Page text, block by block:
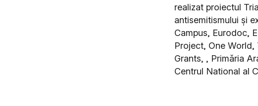
realizat proiectul
antisemitismului și
Campus, Eurodoc,
Project, One World,
Grants, , Primăria
Centrul National al